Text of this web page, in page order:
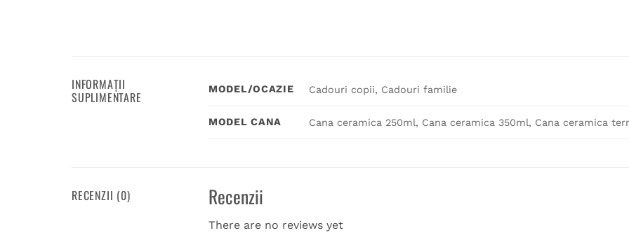
INFORMAȚII
SUPLIMENTARE MODEL/OCAZIE Cadouri copii, Cadouri familie
MODEL CANA Cana ceramica 250ml, Cana ceramica 350ml, Cana ceramica
RECENZII (0) Recenzii
There are no reviews yet